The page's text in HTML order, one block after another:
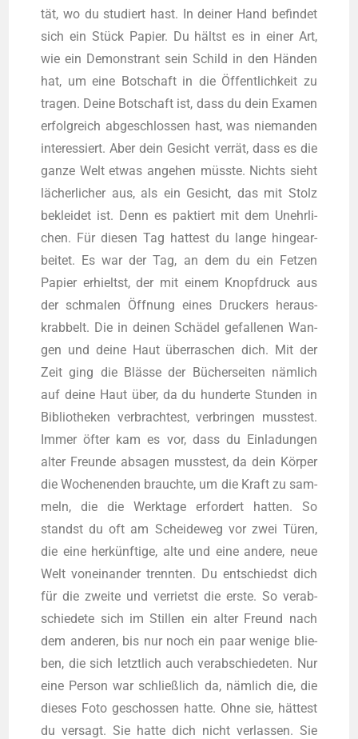
tät, wo du stu­diert hast. In dei­ner Hand befin­det
sich ein Stück Papier. Du hältst es in einer Art,
wie ein Demons­trant sein Schild in den Hän­den
hat, um eine Bot­schaft in die Öffent­lich­keit zu
tra­gen. Dei­ne Bot­schaft ist, dass du dein Examen
erfolg­reich abge­schlos­sen hast, was nie­man­den
inter­es­siert. Aber dein Gesicht ver­rät, dass es die
gan­ze Welt etwas ange­hen müss­te. Nichts sieht
lächer­li­cher aus, als ein Gesicht, das mit Stolz
beklei­det ist. Denn es pak­tiert mit dem Unehr­li­
chen. Für die­sen Tag hat­test du lan­ge hin­ge­ar­
bei­tet. Es war der Tag, an dem du ein Fet­zen
Papier erhieltst, der mit einem Knopf­druck aus
der schma­len Öff­nung eines Dru­ckers her­aus­
krab­belt. Die in dei­nen Schä­del gefal­le­nen Wan­
gen und dei­ne Haut über­ra­schen dich. Mit der
Zeit ging die Bläs­se der Bücher­sei­ten näm­lich
auf dei­ne Haut über, da du hun­der­te Stun­den in
Biblio­the­ken ver­brach­test, ver­brin­gen muss­test.
Immer öfter kam es vor, dass du Ein­la­dun­gen
alter Freun­de absa­gen muss­test, da dein Kör­per
die Wochen­en­den brauch­te, um die Kraft zu sam­
meln, die die Werk­ta­ge erfor­dert hat­ten. So
standst du oft am Schei­de­weg vor zwei Türen,
die eine her­künf­ti­ge, alte und eine ande­re, neue
Welt von­ein­an­der trenn­ten. Du ent­schiedst dich
für die zwei­te und ver­rietst die ers­te. So ver­ab­
schie­de­te sich im Stil­len ein alter Freund nach
dem ande­ren, bis nur noch ein paar weni­ge blie­
ben, die sich letzt­lich auch ver­ab­schie­de­ten. Nur
eine Per­son war schließ­lich da, näm­lich die, die
die­ses Foto geschos­sen hat­te. Ohne sie, hät­test
du ver­sagt. Sie hat­te dich nicht ver­las­sen. Sie